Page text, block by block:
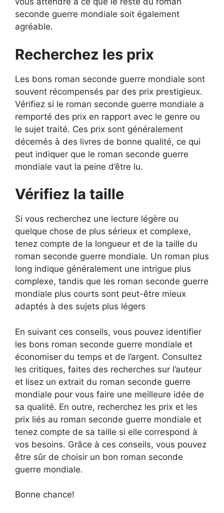
seconde guerre mondiale soit également
agréable.
Recherchez les prix
Les bons roman seconde guerre mondiale sont
souvent récompensés par des prix prestigieux.
Vérifiez si le roman seconde guerre mondiale a
remporté des prix en rapport avec le genre ou
le sujet traité. Ces prix sont généralement
décernés à des livres de bonne qualité, ce qui
peut indiquer que le roman seconde guerre
mondiale vaut la peine d’être lu.
Vérifiez la taille
Si vous recherchez une lecture légère ou
quelque chose de plus sérieux et complexe,
tenez compte de la longueur et de la taille du
roman seconde guerre mondiale. Un roman plus
long indique généralement une intrigue plus
complexe, tandis que les roman seconde guerre
mondiale plus courts sont peut-être mieux
adaptés à des sujets plus légers
En suivant ces conseils, vous pouvez identifier
les bons roman seconde guerre mondiale et
économiser du temps et de l’argent. Consultez
les critiques, faites des recherches sur l’auteur
et lisez un extrait du roman seconde guerre
mondiale pour vous faire une meilleure idée de
sa qualité. En outre, recherchez les prix et les
prix liés au roman seconde guerre mondiale et
tenez compte de sa taille si elle correspond à
vos besoins. Grâce à ces conseils, vous pouvez
être sûr de choisir un bon roman seconde
guerre mondiale.
Bonne chance!